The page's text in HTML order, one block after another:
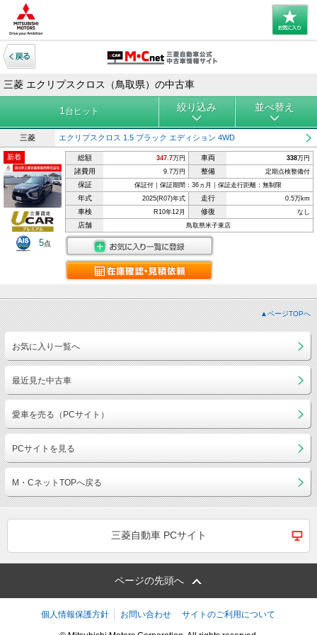
三菱 エクリプスクロス（鳥取県）の中古車
1 台ヒット 絞り込み 並べ替え
三菱 エクリプスクロス 1.5 ブラック エディション 4WD
新着
5点
総額 347.7万円 車両 338万円
諸費用 9.7万円 整備 定期点検整備付
保証 保証付｜保証期間：36ヵ月｜保証走行距離：無制限
年式 2025(R07)年式 走行 0.5万km
車検 R10年12月 修復 なし
店舗 鳥取県米子東店
▲ページTOPへ
お気に入り一覧へ
最近見た中古車
愛車を売る（PCサイト）
PCサイトを見る
M・CネットTOPへ戻る
三菱自動車 PCサイト
ページの先頭へ
個人情報保護方針 お問い合わせ サイトのご利用について